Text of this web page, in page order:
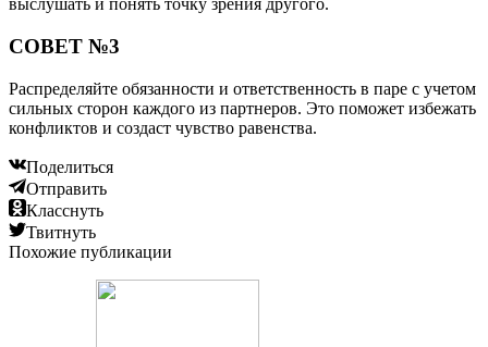
выслушать и понять точку зрения другого.
СОВЕТ №3
Распределяйте обязанности и ответственность в паре с учетом
сильных сторон каждого из партнеров. Это поможет избежать
конфликтов и создаст чувство равенства.
Поделиться
Отправить
Класснуть
Твитнуть
Похожие публикации